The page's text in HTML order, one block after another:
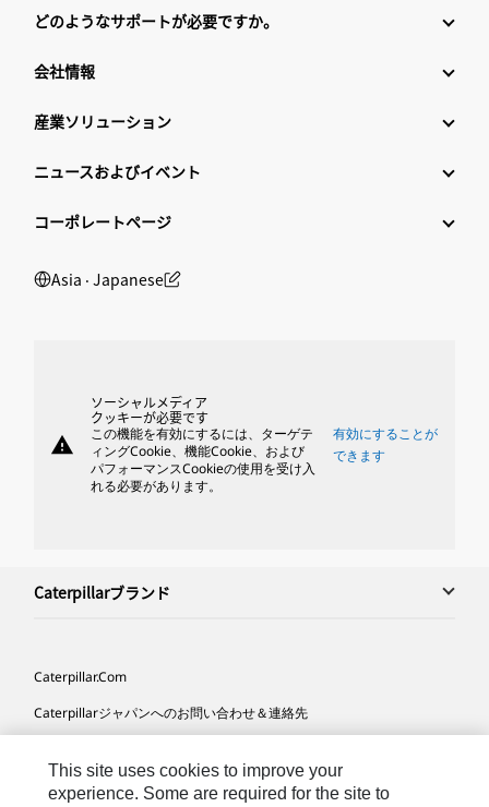
どのようなサポートが必要ですか。
会社情報
産業ソリューション
ニュースおよびイベント
コーポレートページ
Asia ‧ Japanese
warning
ソーシャルメディア
クッキーが必要です
この機能を有効にするには、ターゲテ
ィングCookie、機能Cookie、および
パフォーマンスCookieの使用を受け入
れる必要があります。
有効にすることが
できます
Caterpillarブランド
Caterpillar.com
Caterpillarジャパンへのお問い合わせ＆連絡先
サイト･マップ
This site uses cookies to improve your
experience. Some are required for the site to